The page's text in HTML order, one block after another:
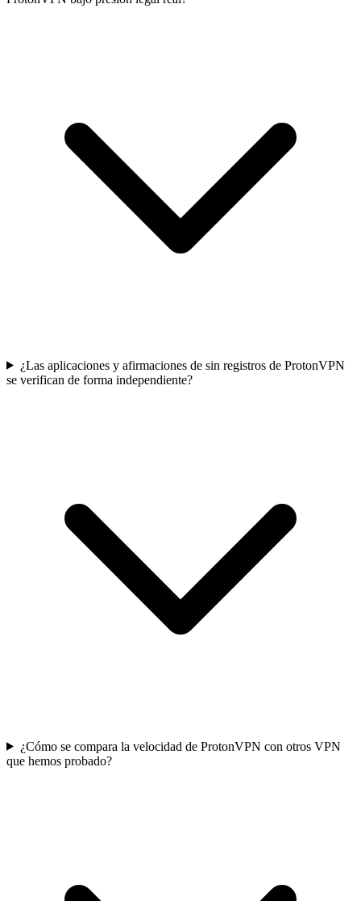
¿Las aplicaciones y afirmaciones de sin registros de ProtonVPN
se verifican de forma independiente?
¿Cómo se compara la velocidad de ProtonVPN con otros VPN
que hemos probado?